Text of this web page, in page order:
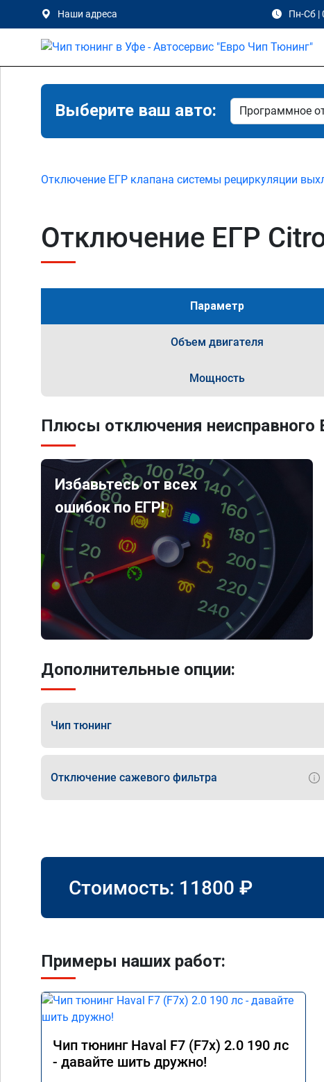
Наши адреса Пн-Сб |
Выберите ваш авто:
Отключение ЕГР клапана системы рециркуляции
Отключение ЕГР
Параметр
Объем двигателя
Мощность
Плюсы отключения неисправного
Избавьтесь от всех
ошибок по ЕГР!
Дополнительные опции:
Чип тюнинг
Отключение сажевого фильтра
Стоимость: 11800 ₽
Примеры наших работ:
Чип тюнинг Haval F7 (F7x) 2.0 190 лс
- давайте шить дружно!